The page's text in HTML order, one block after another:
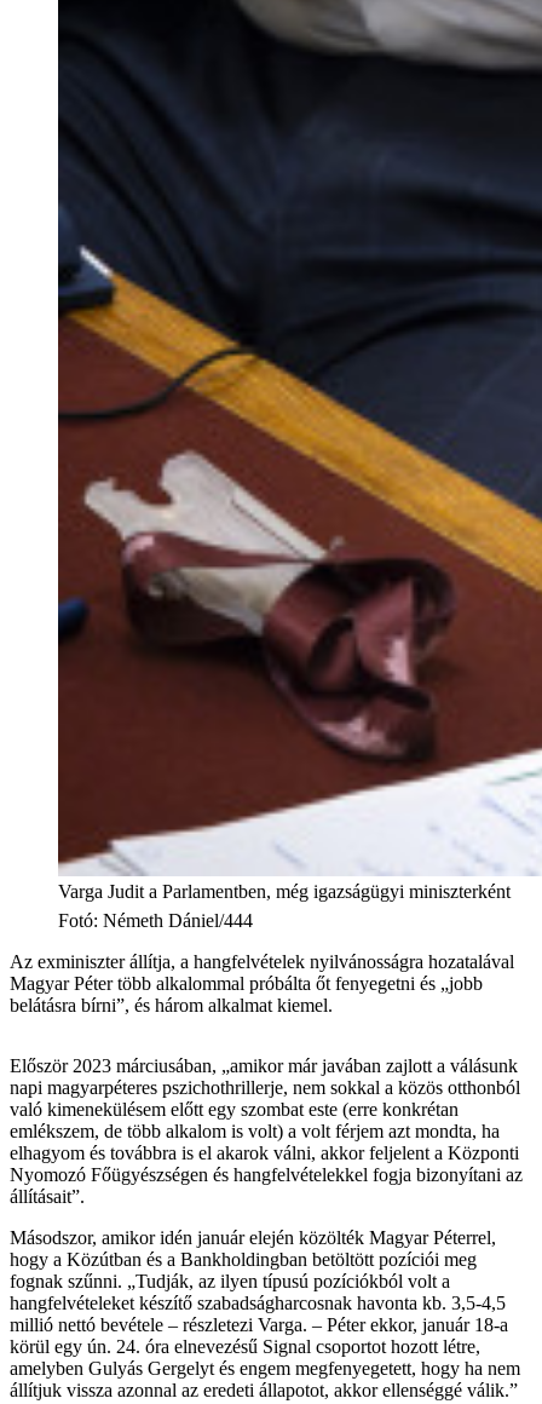
Varga Judit a Parlamentben, még igazságügyi miniszterként
Fotó: Németh Dániel/444
Az exminiszter állítja, a hangfelvételek nyilvánosságra hozatalával
Magyar Péter több alkalommal próbálta őt fenyegetni és „jobb
belátásra bírni”, és három alkalmat kiemel.
Először 2023 márciusában, „amikor már javában zajlott a válásunk
napi magyarpéteres pszichothrillerje, nem sokkal a közös otthonból
való kimenekülésem előtt egy szombat este (erre konkrétan
emlékszem, de több alkalom is volt) a volt férjem azt mondta, ha
elhagyom és továbbra is el akarok válni, akkor feljelent a Központi
Nyomozó Főügyészségen és hangfelvételekkel fogja bizonyítani az
állításait”.
Másodszor, amikor idén január elején közölték Magyar Péterrel,
hogy a Közútban és a Bankholdingban betöltött pozíciói meg
fognak szűnni. „Tudják, az ilyen típusú pozíciókból volt a
hangfelvételeket készítő szabadságharcosnak havonta kb. 3,5-4,5
millió nettó bevétele – részletezi Varga. – Péter ekkor, január 18-a
körül egy ún. 24. óra elnevezésű Signal csoportot hozott létre,
amelyben Gulyás Gergelyt és engem megfenyegetett, hogy ha nem
állítjuk vissza azonnal az eredeti állapotot, akkor ellenséggé válik.”